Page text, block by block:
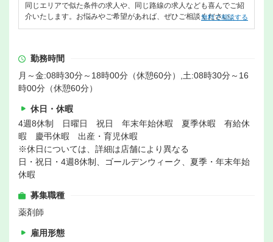
同じエリアで似た条件の求人や、同じ路線の求人なども喜んでご紹
介いたします。お悩みやご希望があれば、ぜひご相談ください。
無料で相談する
勤務時間
月～金:08時30分～18時00分（休憩60分）,土:08時30分～16
時00分（休憩60分）
休日・休暇
4週8休制 日曜日 祝日 年末年始休暇 夏季休暇 有給休
暇 慶弔休暇 出産・育児休暇
※休日については、詳細は店舗により異なる
日・祝日・4週8休制、ゴールデンウィーク、夏季・年末年始
休暇
募集職種
薬剤師
雇用形態